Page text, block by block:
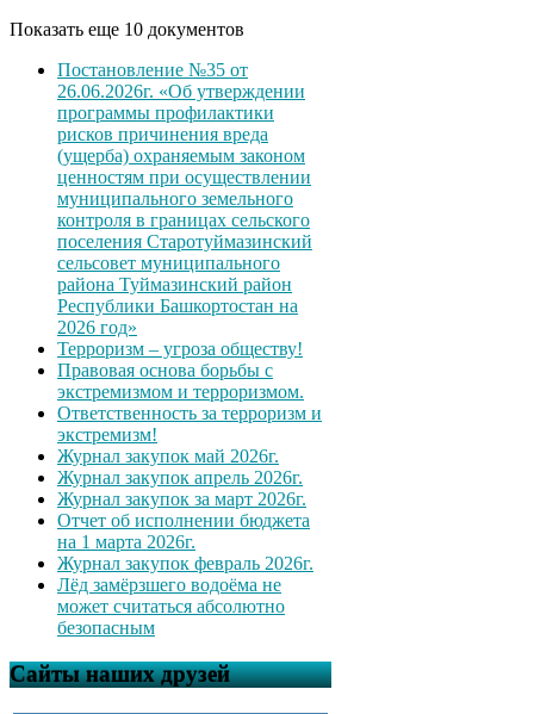
Показать еще 10 документов
Постановление №35 от
26.06.2026г. «Об утверждении
программы профилактики
рисков причинения вреда
(ущерба) охраняемым законом
ценностям при осуществлении
муниципального земельного
контроля в границах сельского
поселения Старотуймазинский
сельсовет муниципального
района Туймазинский район
Республики Башкортостан на
2026 год»
Терроризм – угроза обществу!
Правовая основа борьбы с
экстремизмом и терроризмом.
Ответственность за терроризм и
экстремизм!
Журнал закупок май 2026г.
Журнал закупок апрель 2026г.
Журнал закупок за март 2026г.
Отчет об исполнении бюджета
на 1 марта 2026г.
Журнал закупок февраль 2026г.
Лёд замёрзшего водоёма не
может считаться абсолютно
безопасным
Сайты наших друзей